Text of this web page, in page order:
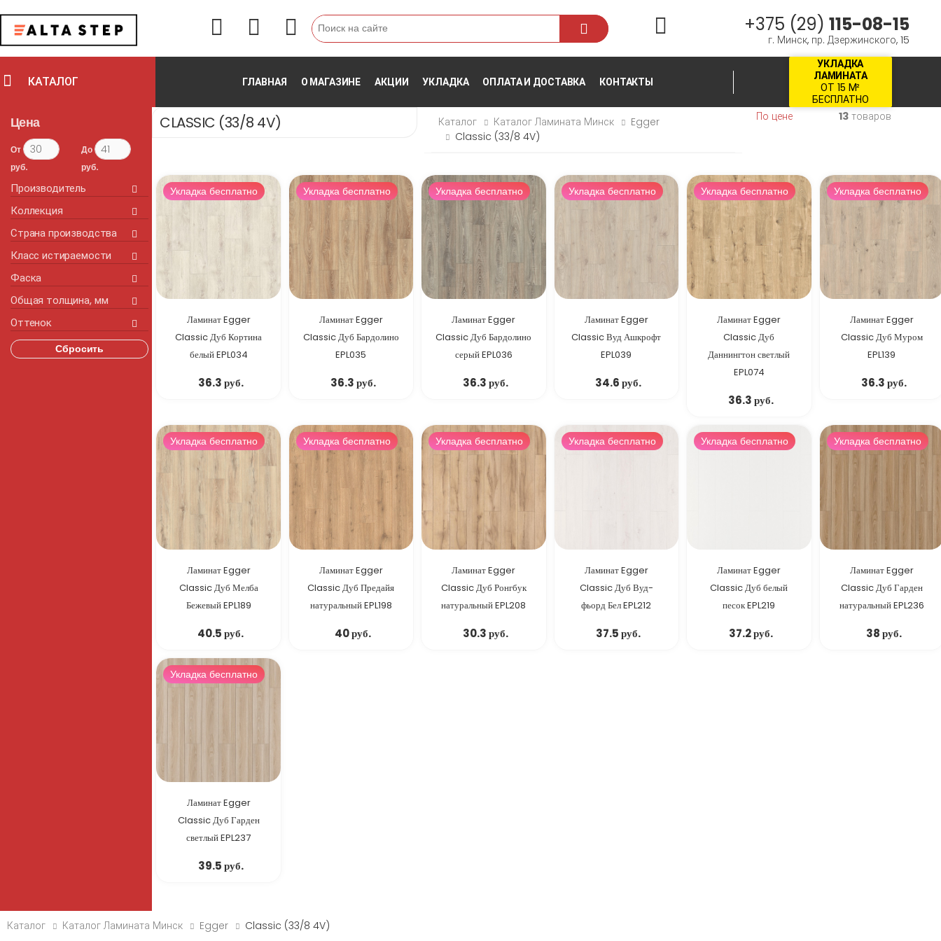
Поиск +375 (29) 115-08-15
г. Минск, пр. Дзержинского, 15
КАТАЛОГ ГЛАВНАЯ О МАГАЗИНЕ АКЦИИ УКЛАДКА ОПЛАТА И ДОСТАВКА КОНТАКТЫ
УКЛАДКА
ЛАМИНАТА
ОТ 15 М²
БЕСПЛАТНО
Цена
От
руб.
До
руб.
Производитель
Коллекция
Страна производства
Класс истираемости
Фаска
Общая толщина, мм
Оттенок
Сбросить
CLASSIC (33/8 4V) Каталог Каталог Ламината Минск
Egger
Classic (33/8 4V)
По цене 13 товаров
Укладка бесплатно
Ламинат Egger
Classic Дуб Кортина
белый EPL034
36.3 руб.
Укладка бесплатно
Ламинат Egger
Classic Дуб Бардолино
EPL035
36.3 руб.
Укладка бесплатно
Ламинат Egger
Classic Дуб Бардолино
серый EPL036
36.3 руб.
Укладка бесплатно
Ламинат Egger
Classic Вуд Ашкрофт
EPL039
34.6 руб.
Укладка бесплатно
Ламинат Egger
Classic Дуб
Даннингтон светлый
EPL074
36.3 руб.
Укладка бесплатно
Ламинат Egger
Classic Дуб Муром
EPL139
36.3 руб.
Укладка бесплатно
Ламинат Egger
Classic Дуб Мелба
Бежевый EPL189
40.5 руб.
Укладка бесплатно
Ламинат Egger
Classic Дуб Предайя
натуральный EPL198
40 руб.
Укладка бесплатно
Ламинат Egger
Classic Дуб Ронгбук
натуральный EPL208
30.3 руб.
Укладка бесплатно
Ламинат Egger
Classic Дуб Вуд-
фьорд Бел EPL212
37.5 руб.
Укладка бесплатно
Ламинат Egger
Classic Дуб белый
песок EPL219
37.2 руб.
Укладка бесплатно
Ламинат Egger
Classic Дуб Гарден
натуральный EPL236
38 руб.
Укладка бесплатно
Ламинат Egger
Classic Дуб Гарден
светлый EPL237
39.5 руб.
Каталог Каталог Ламината Минск Egger Classic (33/8 4V)